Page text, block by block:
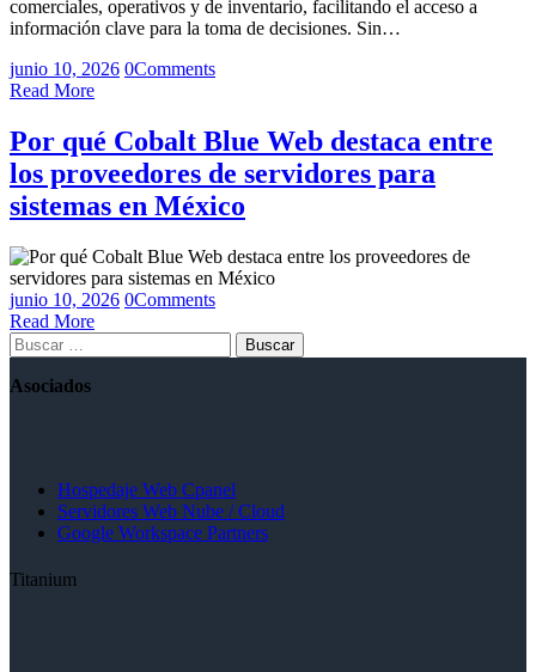
comerciales, operativos y de inventario, facilitando el acceso a
información clave para la toma de decisiones. Sin…
junio 10, 2026 0Comments
Read More
Por qué Cobalt Blue Web destaca entre
los proveedores de servidores para
sistemas en México
junio 10, 2026 0Comments
Read More
Buscar:
Asociados
Hospedaje Web Cpanel
Servidores Web Nube / Cloud
Google Workspace Partners
Titanium